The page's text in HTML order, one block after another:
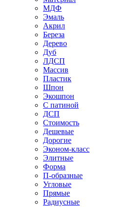
МДФ
Эмаль
Акрил
Береза
Дерево
Дуб
ЛДСП
Массив
Пластик
Шпон
Экошпон
С патиной
ДСП
Стоимость
Дешевые
Дорогие
Эконом-класс
Элитные
Форма
П-образные
Угловые
Прямые
Радиусные